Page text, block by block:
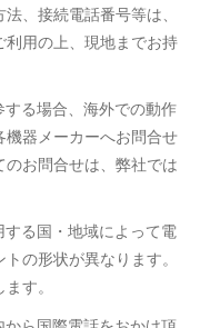
、接続電話番号等は、
利用の上、現地までお持
る場合、海外での動作
器メーカーへお問合せ
お問合せは、弊社では
る国・地域によって電
の形状が異なります。
す。